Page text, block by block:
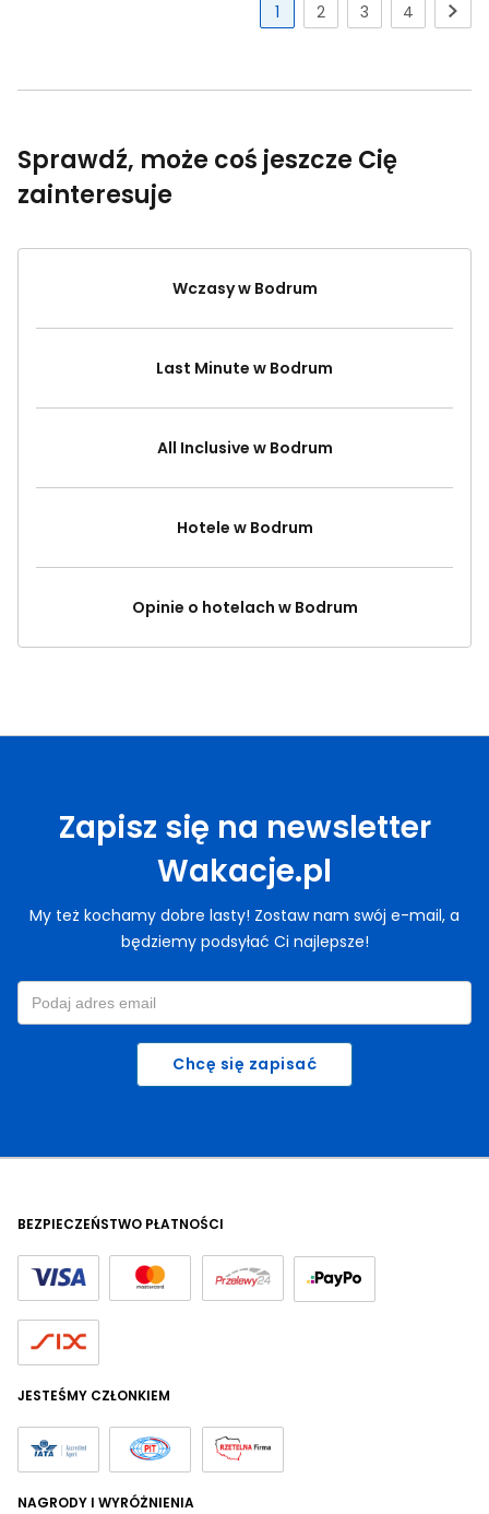
1 2 3 4
Sprawdź, może coś jeszcze Cię
zainteresuje
Wczasy w Bodrum
Last Minute w Bodrum
All Inclusive w Bodrum
Hotele w Bodrum
Opinie o hotelach w Bodrum
Zapisz się na newsletter
Wakacje.pl
My też kochamy dobre lasty! Zostaw nam swój e-mail, a
będziemy podsyłać Ci najlepsze!
Chcę się zapisać
BEZPIECZEŃSTWO PŁATNOŚCI
JESTEŚMY CZŁONKIEM
NAGRODY I WYRÓŻNIENIA